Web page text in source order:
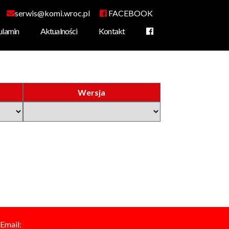
serwis@komi.wroc.pl
FACEBOOK
Aktualności Kontakt
Wersja
Email: